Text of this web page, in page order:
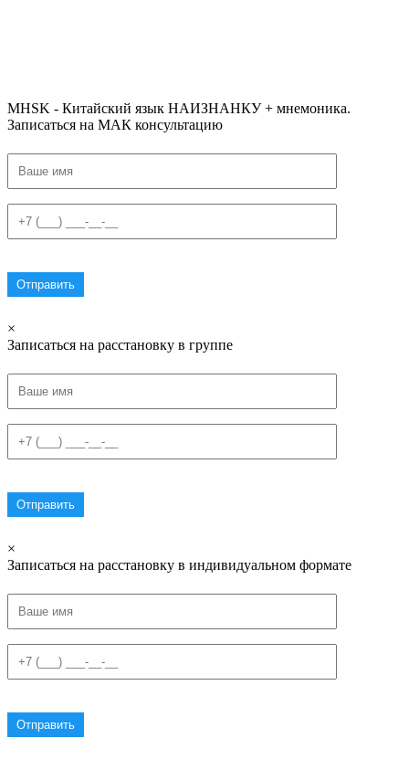
MHSK - Китайский язык НАИЗНАНКУ + мнемоника.
Записаться на МАК консультацию
×
Записаться на расстановку в группе
×
Записаться на расстановку в индивидуальном формате